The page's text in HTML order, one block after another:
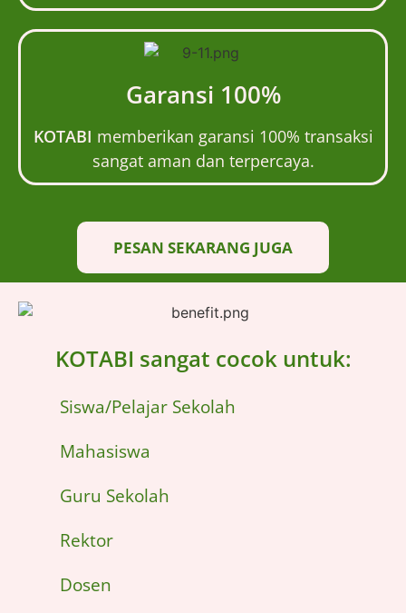
Garansi 100%
KOTABI memberikan garansi 100% transaksi
sangat aman dan terpercaya.
PESAN SEKARANG JUGA
KOTABI sangat cocok untuk:
Siswa/Pelajar Sekolah
Mahasiswa
Guru Sekolah
Rektor
Dosen